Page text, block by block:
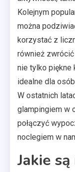
Kolejnym
można
korzystać z
również
nie tylko piękne
idealne dla
W ostatnich
glampingiem w
połączyć
noclegiem w
Jakie